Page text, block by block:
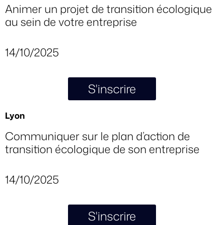
Animer un projet de transition écologique
au sein de votre entreprise
14/10/2025
S'inscrire
Lyon
Communiquer sur le plan d’action de
transition écologique de son entreprise
14/10/2025
S'inscrire